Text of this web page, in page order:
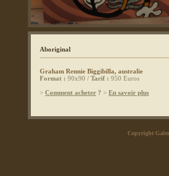
Aboriginal
Graham Rennie Biggibilla, australie
Format : 90x90 / Tarif : 950 Euros
> Comment acheter ? > En savoir plus
Copyright